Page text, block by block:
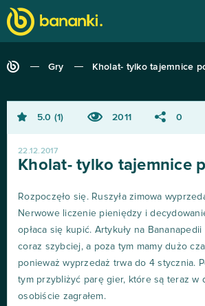
Gry Kholat- tylko tajemnice
5.0 1 2011 0
22.12.2017
Kholat- tylko tajemnice
Rozpoczęło się. Ruszyła zimowa
Nerwowe liczenie pieniędzy i
opłaca się kupić. Artykuły na
coraz szybciej, a poza tym mamy dużo
ponieważ wyprzedaż trwa do 4 stycznia.
tym przybliżyć parę gier, które są teraz w
osobiście zagrałem.